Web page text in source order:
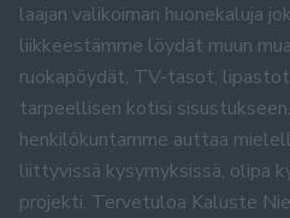
laajan valikoiman huonekaluja
liikkeestämme löydät muun
ruokapöydät, TV-tasot,
tarpeellisen kotisi
henkilökuntamme auttaa
liittyvissä kysymyksissä, olipa
projekti. Tervetuloa Kaluste